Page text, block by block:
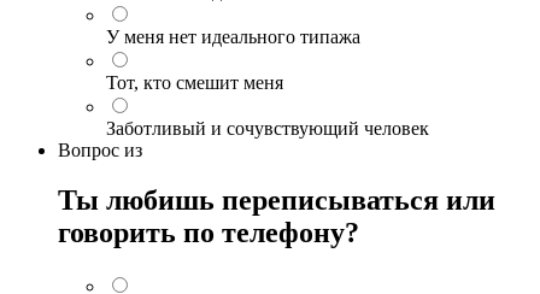
У меня нет идеального типажа
Тот, кто смешит меня
Заботливый и сочувствующий человек
Вопрос из
Ты любишь переписываться или
говорить по телефону?